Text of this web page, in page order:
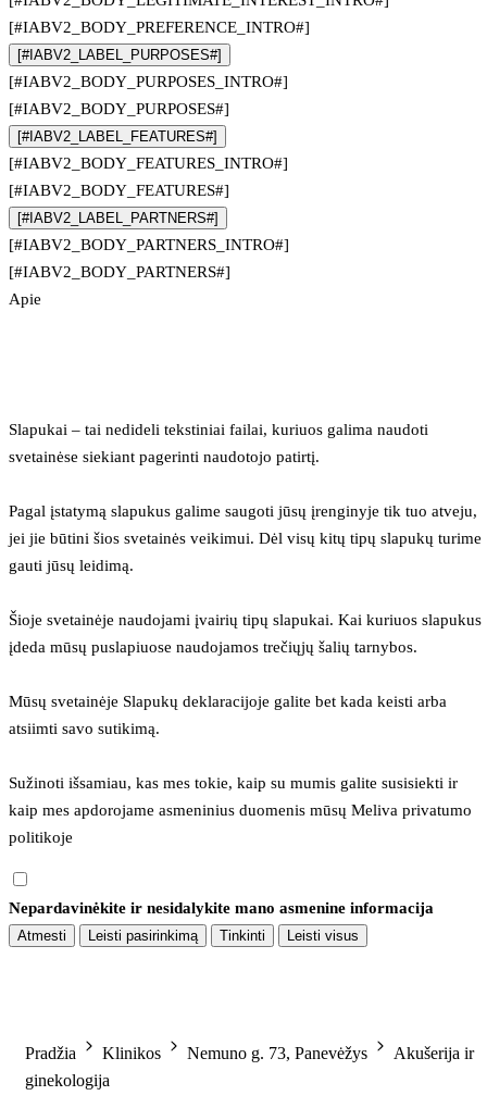
[#IABV2_BODY_PREFERENCE_INTRO#]
[#IABV2_LABEL_PURPOSES#]
[#IABV2_BODY_PURPOSES_INTRO#]
[#IABV2_BODY_PURPOSES#]
[#IABV2_LABEL_FEATURES#]
[#IABV2_BODY_FEATURES_INTRO#]
[#IABV2_BODY_FEATURES#]
[#IABV2_LABEL_PARTNERS#]
[#IABV2_BODY_PARTNERS_INTRO#]
[#IABV2_BODY_PARTNERS#]
Apie
Slapukai – tai nedideli tekstiniai failai, kuriuos galima naudoti
svetainėse siekiant pagerinti naudotojo patirtį.
Pagal įstatymą slapukus galime saugoti jūsų įrenginyje tik tuo atveju,
jei jie būtini šios svetainės veikimui. Dėl visų kitų tipų slapukų turime
gauti jūsų leidimą.
Šioje svetainėje naudojami įvairių tipų slapukai. Kai kuriuos slapukus
įdeda mūsų puslapiuose naudojamos trečiųjų šalių tarnybos.
Mūsų svetainėje Slapukų deklaracijoje galite bet kada keisti arba
atsiimti savo sutikimą.
Sužinoti išsamiau, kas mes tokie, kaip su mumis galite susisiekti ir
kaip mes apdorojame asmeninius duomenis mūsų Meliva privatumo
politikoje
Nepardavinėkite ir nesidalykite mano asmenine informacija
Atmesti Leisti pasirinkimą Tinkinti Leisti visus
Pradžia Klinikos Nemuno g. 73, Panevėžys
Akušerija ir
ginekologija